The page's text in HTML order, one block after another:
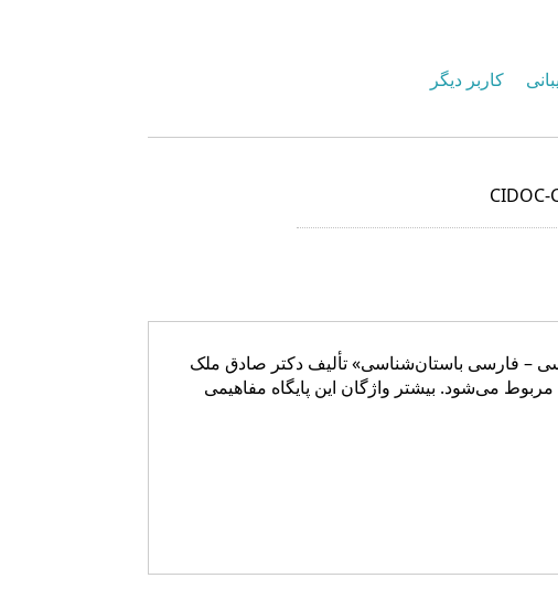
کاربر دیگر
CIDOC-
– فارسی باستان‌شناسی» تألیف دکتر صادق ملک
می‌شود. بیشتر واژگان این پایگاه مفاهیمی